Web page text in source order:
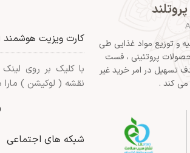
و توزیع مواد غذایی طی
پروتئینی ، فست
تسهیل در امر خرید غیر
کند .
کارت ویزیت هوشمند
با کلیک بر روی
نقشه ( لوکیشن ) مارا
شبکه های اجتماعی